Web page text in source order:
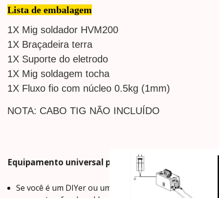
Lista de embalagem
1X Mig soldador HVM200
1X Braçadeira terra
1X Suporte do eletrodo
1X Mig soldagem tocha
1X Fluxo fio com núcleo 0.5kg (1mm)
NOTA: CABO TIG NÃO INCLUÍDO
Equipamento universal para iniciantes ou
Se você é um DIYer ou um profissional, com a